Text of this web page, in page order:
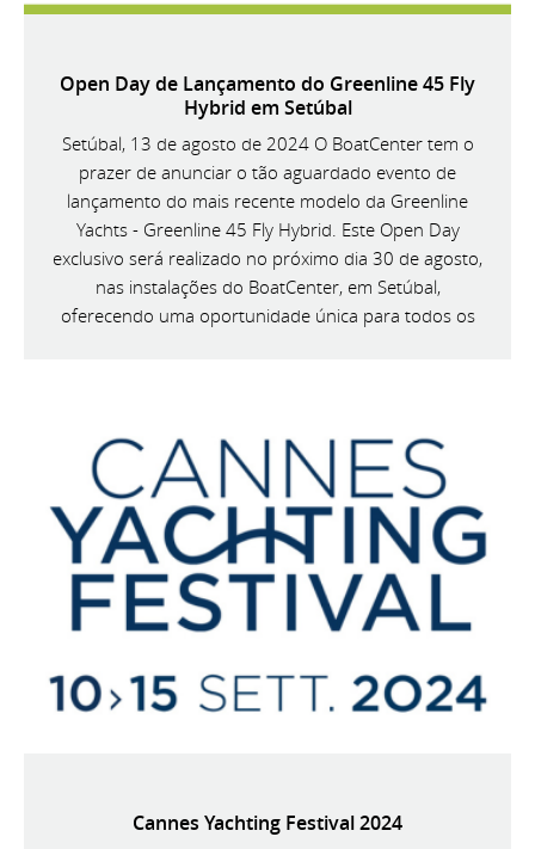
Open Day de Lançamento do Greenline 45 Fly
Hybrid em Setúbal
Setúbal, 13 de agosto de 2024 O BoatCenter tem o
prazer de anunciar o tão aguardado evento de
lançamento do mais recente modelo da Greenline
Yachts - Greenline 45 Fly Hybrid. Este Open Day
exclusivo será realizado no próximo dia 30 de agosto,
nas instalações do BoatCenter, em Setúbal,
oferecendo uma oportunidade única para todos os
Cannes Yachting Festival 2024